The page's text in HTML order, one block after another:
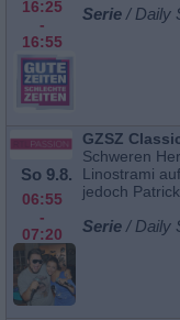
16:25
-
16:55
Serie / Daily
So 9.8.
06:55
-
07:20
GZSZ
Schweren
Linostrami
jedoch
Serie / Daily